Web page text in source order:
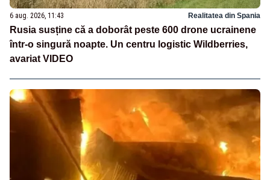
6 aug. 2026, 11:43 Realitatea din Spania
Rusia susține că a doborât peste 600 drone ucrainene
într-o singură noapte. Un centru logistic Wildberries,
avariat VIDEO